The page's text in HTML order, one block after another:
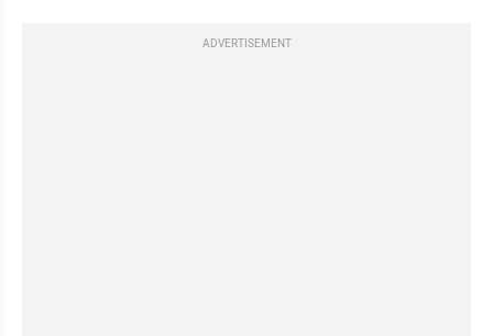
ADVERTISEMENT